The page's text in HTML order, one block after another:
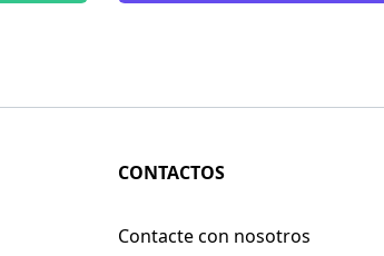
CONTACTOS
Contacte con nosotros